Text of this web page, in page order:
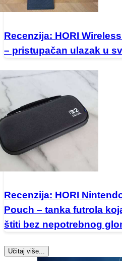
Recenzija: HORI
– pristupačan ulazak u
Recenzija: HORI
Pouch – tanka futrola
štiti bez nepotrebnog
Učitaj više...